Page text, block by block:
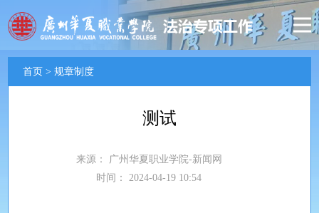
首页 > 规章制度
测试
来源： 广州华夏职业学院-新闻网
时间： 2024-04-19 10:54